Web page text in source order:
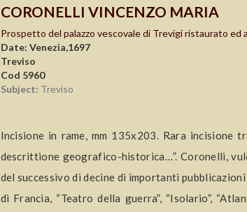
CORONELLI VINCENZO MARIA
Prospetto del palazzo vescovale di Trevigi ristaurato ed
Date: Venezia,1697
Treviso
Cod 5960
Subject: Treviso
Incisione in rame, mm 135x203. Rara
descrittione geografico-historica…”. Coronelli,
del successivo di decine di importanti
di Francia, “Teatro della guerra”, “Isolario”,